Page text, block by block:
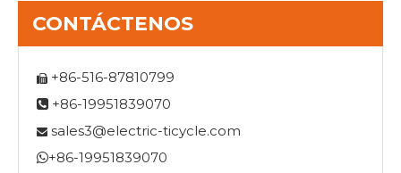
CONTÁCTENOS
 +86-516-87810799
 +86-19951839070
 sales3@electric-ticycle.com
+86-19951839070